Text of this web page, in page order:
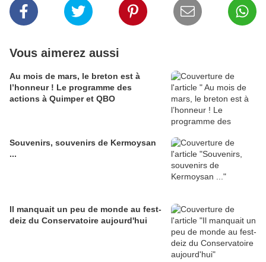
Vous aimerez aussi
Au mois de mars, le breton est à
l’honneur ! Le programme des
actions à Quimper et QBO
Souvenirs, souvenirs de Kermoysan
...
Il manquait un peu de monde au fest-
deiz du Conservatoire aujourd'hui